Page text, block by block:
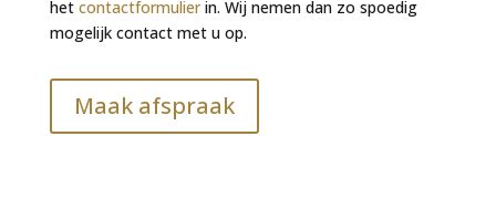
het contactformulierin. Wij nemen dan zo spoedig
mogelijk contact met u op.
Maak afspraak